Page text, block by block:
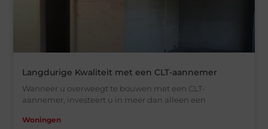
Langdurige Kwaliteit met een CLT-aannemer
Wanneer u overweegt te bouwen met een CLT-
aannemer, investeert u in meer dan alleen een
Woningen